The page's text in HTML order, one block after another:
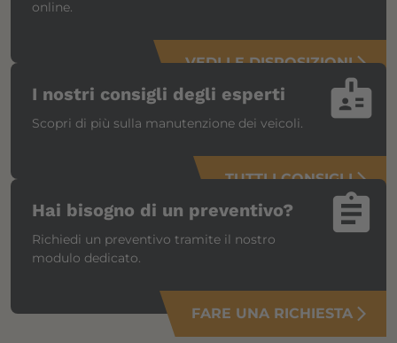
online.
VEDI LE DISPOSIZIONIarrow_forward_ios
badge
I nostri consigli degli esperti
Scopri di più sulla manutenzione dei veicoli.
TUTTI I CONSIGLIarrow_forward_ios
assignment
Hai bisogno di un preventivo?
Richiedi un preventivo tramite il nostro
modulo dedicato.
FARE UNA RICHIESTA arrow_forward_ios